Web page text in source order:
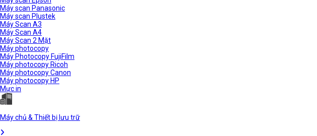
Máy scan Panasonic
Máy scan Plustek
Máy Scan A3
Máy Scan A4
Máy Scan 2 Mặt
Máy photocopy
Máy Photocopy FujiFilm
Máy photocopy Ricoh
Máy photocopy Canon
Máy photocopy HP
Mực in
Máy chủ & Thiết bị lưu trữ